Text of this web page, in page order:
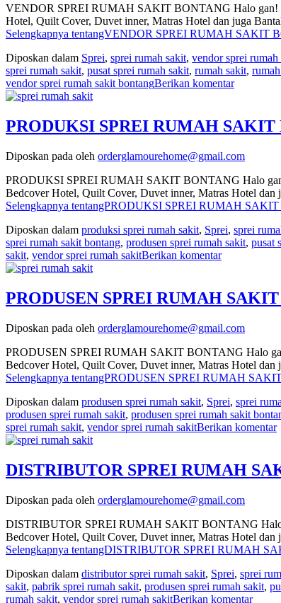
VENDOR SPREI RUMAH SAKIT BONTANG Halo gan!
Hotel, Quilt Cover, Duvet inner, Matras Hotel dan juga
Selengkapnya tentangVENDOR SPREI RUMAH SAKIT
Diposkan dalam Sprei, sprei rumah sakit, vendor sprei rumah
sprei rumah sakit, pusat sprei rumah sakit, rumah sakit,
vendor sprei rumah sakit bontangBerikan komentar
PRODUKSI SPREI RUMAH SAKIT
Diposkan pada oleh orderglamourehome@gmail.com
PRODUKSI SPREI RUMAH SAKIT BONTANG Halo gan!
Bedcover Hotel, Quilt Cover, Duvet inner, Matras Hotel dan
Selengkapnya tentangPRODUKSI SPREI RUMAH
Diposkan dalam produksi sprei rumah sakit, Sprei, sprei
sprei rumah sakit bontang, produsen sprei rumah sakit, pusat
sakit, vendor sprei rumah sakitBerikan komentar
PRODUSEN SPREI RUMAH SAKIT
Diposkan pada oleh orderglamourehome@gmail.com
PRODUSEN SPREI RUMAH SAKIT BONTANG Halo
Bedcover Hotel, Quilt Cover, Duvet inner, Matras Hotel dan
Selengkapnya tentangPRODUSEN SPREI RUMAH
Diposkan dalam produsen sprei rumah sakit, Sprei, sprei
produsen sprei rumah sakit, produsen sprei rumah sakit
sprei rumah sakit, vendor sprei rumah sakitBerikan komentar
DISTRIBUTOR SPREI RUMAH
Diposkan pada oleh orderglamourehome@gmail.com
DISTRIBUTOR SPREI RUMAH SAKIT BONTANG Halo
Bedcover Hotel, Quilt Cover, Duvet inner, Matras Hotel dan
Selengkapnya tentangDISTRIBUTOR SPREI RUMAH
Diposkan dalam distributor sprei rumah sakit, Sprei, sprei
sakit, pabrik sprei rumah sakit, produsen sprei rumah sakit,
rumah sakit, vendor sprei rumah sakitBerikan komentar